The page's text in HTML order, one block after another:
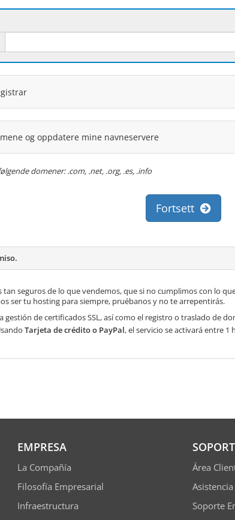
og oppdatere mine navneservere
domener: .com, .net, .org, .es, .info
Fortsett
tan seguros de lo que vendemos, que si no cumplimos con lo
ser tu hosting para siempre, pruébanos y no te arrepentirás.
gestión de certificados SSL, así como el registro o traslado de
Tarjeta de crédito o PayPal, el servicio se activará entre 1
EMPRESA
La Compañía
Filosofía Empresarial
Infraestructura
Área
Soporte